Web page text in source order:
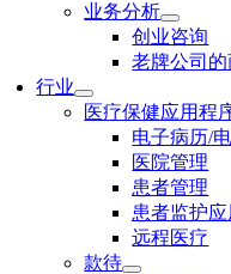
业务分析
创业咨询
老牌公司
行业
医疗保健应用程
电子病历/
医院管理
患者管理
患者监护应
远程医疗
款待